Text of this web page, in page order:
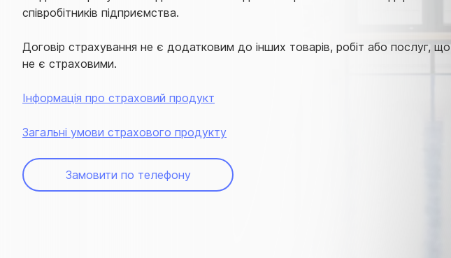
співробітників підприємства.
Договір страхування не є додатковим до інших товарів, робіт або послуг, що
не є страховими.
Інформація про страховий продукт
Загальні умови страхового продукту
Замовити по телефону